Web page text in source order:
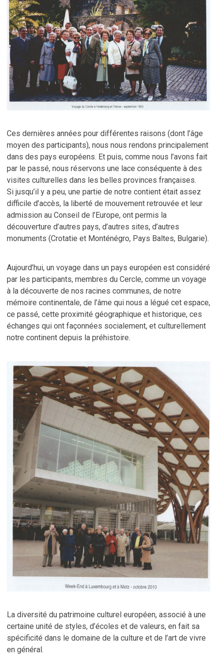
Ces dernières années pour différentes raisons (dont l’âge
moyen des participants), nous nous rendons principalement
dans des pays européens. Et puis, comme nous l’avons fait
par le passé, nous réservons une lace conséquente à des
visites culturelles dans les belles provinces françaises.
Si jusqu’il y a peu, une partie de notre contient était assez
difficile d’accès, la liberté de mouvement retrouvée et leur
admission au Conseil de l’Europe, ont permis la
découverture d’autres pays, d’autres sites, d’autres
monuments (Crotatie et Monténégro, Pays Baltes, Bulgarie).
Aujourd’hui, un voyage dans un pays européen est considéré
par les participants, membres du Cercle, comme un voyage
à la découverte de nos racines communes, de notre
mémoire continentale, de l’âme qui nous a légué cet espace,
ce passé, cette proximité géographique et historique, ces
échanges qui ont façonnées socialement, et culturellement
notre continent depuis la préhistoire.
La diversité du patrimoine culturel européen, associé à une
certaine unité de styles, d’écoles et de valeurs, en fait sa
spécificité dans le domaine de la culture et de l’art de vivre
en général.